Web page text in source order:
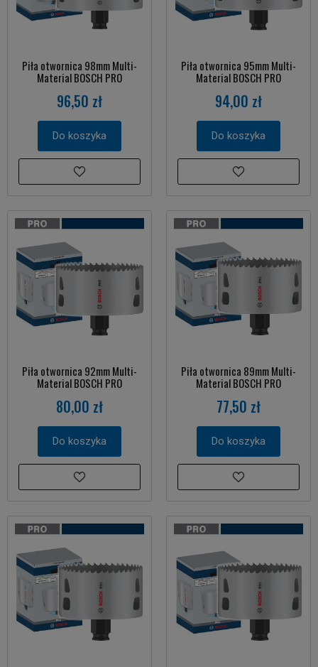
Piła otwornica 98mm Multi-
Material BOSCH PRO
96,50 zł
Do koszyka
Piła otwornica 95mm Multi-
Material BOSCH PRO
94,00 zł
Do koszyka
Piła otwornica 92mm Multi-
Material BOSCH PRO
80,00 zł
Do koszyka
Piła otwornica 89mm Multi-
Material BOSCH PRO
77,50 zł
Do koszyka